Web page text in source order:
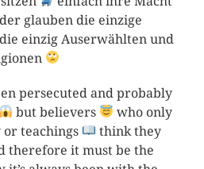
glauben die einzige
die einzig Auserwählten und
persecuted and probably
but believers
who only
teachings
think they
therefore it must be the